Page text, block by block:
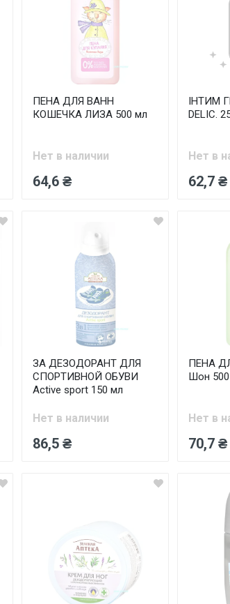
ПЕНА ДЛЯ ВАНН
КОШЕЧКА ЛИЗА 500 мл
Нет в наличии
64,6 ₴
ІНТИМ
DELIC.
Нет в
62,7 ₴
ЗА ДЕЗОДОРАНТ ДЛЯ
СПОРТИВНОЙ ОБУВИ
Active sport 150 мл
Нет в наличии
86,5 ₴
ПЕНА
Шон
Нет в
70,7 ₴